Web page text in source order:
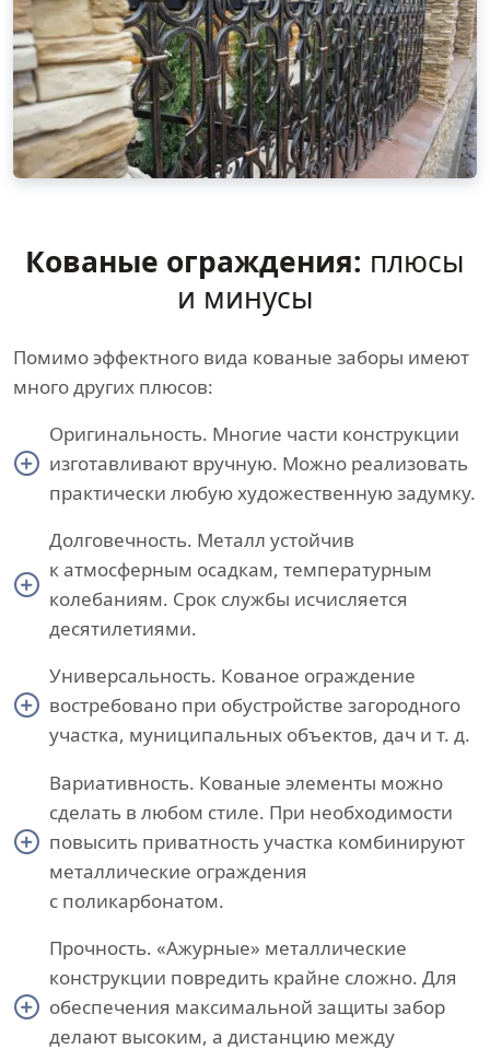
Кованые ограждения: плюсы
и минусы
Помимо эффектного вида кованые заборы имеют
много других плюсов:
Оригинальность. Многие части конструкции
изготавливают вручную. Можно реализовать
практически любую художественную задумку.
Долговечность. Металл устойчив
к атмосферным осадкам, температурным
колебаниям. Срок службы исчисляется
десятилетиями.
Универсальность. Кованое ограждение
востребовано при обустройстве загородного
участка, муниципальных объектов, дач и т. д.
Вариативность. Кованые элементы можно
сделать в любом стиле. При необходимости
повысить приватность участка комбинируют
металлические ограждения
с поликарбонатом.
Прочность. «Ажурные» металлические
конструкции повредить крайне сложно. Для
обеспечения максимальной защиты забор
делают высоким, а дистанцию между